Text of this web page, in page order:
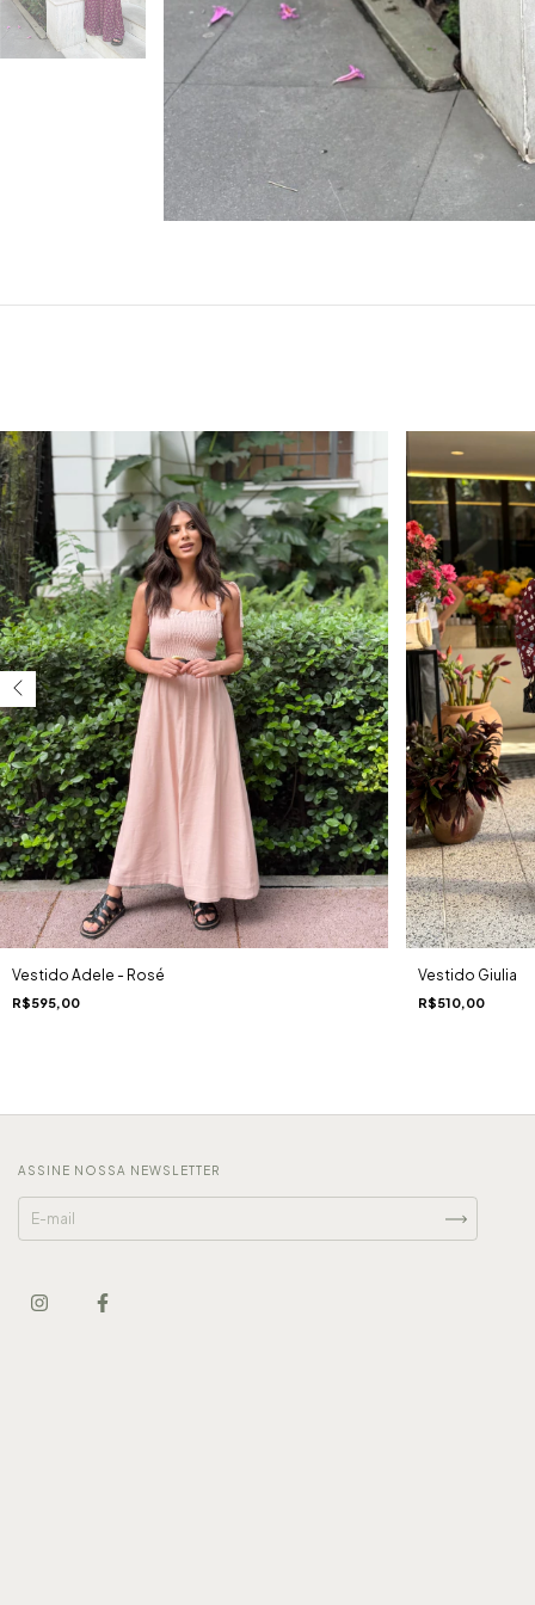
Vestido Adele - Rosé
R$595,00
Vestido Giulia
R$510,00
ASSINE NOSSA NEWSLETTER